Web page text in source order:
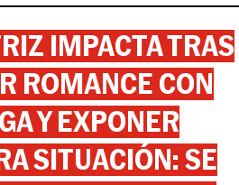
IMPACTA TRAS
ROMANCE CON
Y EXPONER
SITUACIÓN: SE